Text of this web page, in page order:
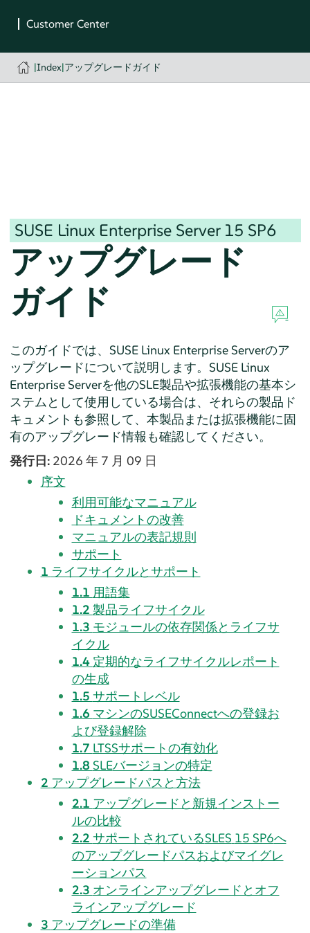
|Index|アップグレードガイド
SUSE Linux Enterprise Server 15 SP6
アップグレード
ガイド
このガイドでは、 SUSE Linux Enterprise Serverのア
ップグレードについて説明します。 SUSE Linux
Enterprise Serverを他のSLE製品や拡張機能の基本シ
ステムとして使用している場合は、それらの製品ド
キュメントも参照して、本製品または拡張機能に固
有のアップグレード情報も確認してください。
発行日: 2026 年 7 月 09 日
序文
利用可能なマニュアル
ドキュメントの改善
マニュアルの表記規則
サポート
1 ライフサイクルとサポート
1.1 用語集
1.2 製品ライフサイクル
1.3 モジュールの依存関係とライフサ
イクル
1.4 定期的なライフサイクルレポート
の生成
1.5 サポートレベル
1.6 マシンのSUSEConnectへの登録お
よび登録解除
1.7 LTSSサポートの有効化
1.8 SLEバージョンの特定
2 アップグレードパスと方法
2.1 アップグレードと新規インストー
ルの比較
2.2 サポートされているSLES 15 SP6へ
のアップグレードパスおよびマイグレ
ーションパス
2.3 オンラインアップグレードとオフ
ラインアップグレード
3 アップグレードの準備